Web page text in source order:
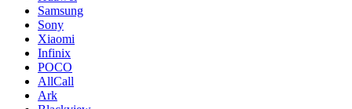
Samsung
Sony
Xiaomi
Infinix
POCO
AllCall
Ark